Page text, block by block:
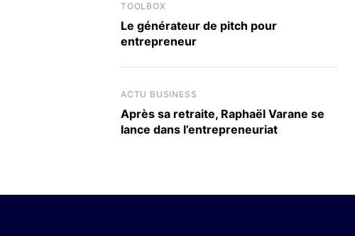
TOOLBOX
Le générateur de pitch pour
entrepreneur
ACTU BUSINESS
Après sa retraite, Raphaël Varane se
lance dans l’entrepreneuriat